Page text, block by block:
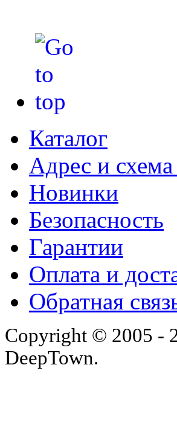
Каталог
Адрес и схема
Новинки
Безопасность
Гарантии
Оплата и
Обратная
Copyright © 2005 -
DeepTown.